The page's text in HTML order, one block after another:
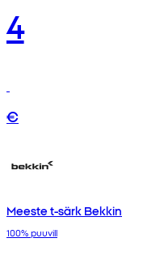
4
€
Meeste t-särk Bekkin
100% puuvill